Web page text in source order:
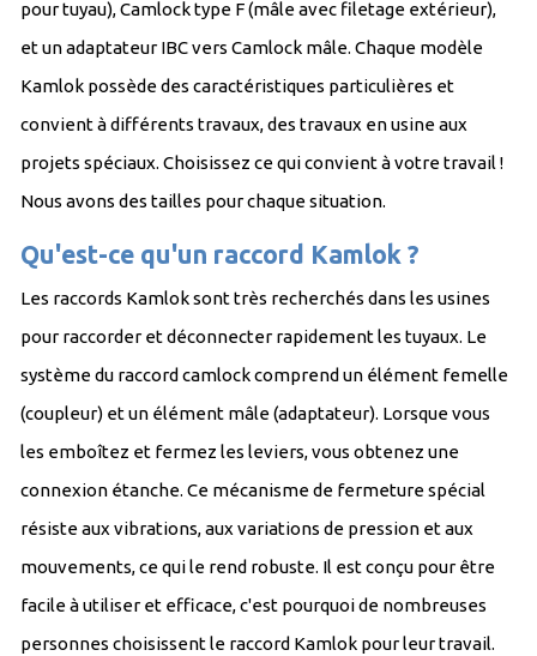
pour tuyau), Camlock type F (mâle avec filetage extérieur),
et un adaptateur IBC vers Camlock mâle. Chaque modèle
Kamlok possède des caractéristiques particulières et
convient à différents travaux, des travaux en usine aux
projets spéciaux. Choisissez ce qui convient à votre travail !
Nous avons des tailles pour chaque situation.
Qu'est-ce qu'un raccord Kamlok ?
Les raccords Kamlok sont très recherchés dans les usines
pour raccorder et déconnecter rapidement les tuyaux. Le
système du raccord camlock comprend un élément femelle
(coupleur) et un élément mâle (adaptateur). Lorsque vous
les emboîtez et fermez les leviers, vous obtenez une
connexion étanche. Ce mécanisme de fermeture spécial
résiste aux vibrations, aux variations de pression et aux
mouvements, ce qui le rend robuste. Il est conçu pour être
facile à utiliser et efficace, c'est pourquoi de nombreuses
personnes choisissent le raccord Kamlok pour leur travail.